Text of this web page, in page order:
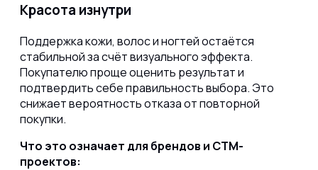
Красота изнутри
Поддержка кожи, волос и ногтей остаётся
стабильной за счёт визуального эффекта.
Покупателю проще оценить результат и
подтвердить себе правильность выбора. Это
снижает вероятность отказа от повторной
покупки.
Что это означает для брендов и СТМ-
проектов: